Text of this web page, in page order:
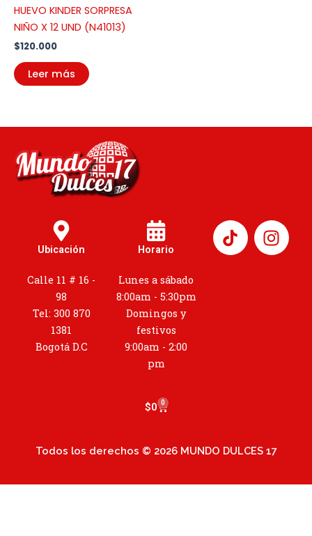
HUEVO KINDER SORPRESA
NIÑO X 12 UND (N41013)
$120.000
Leer más
Ubicación
Calle 11 # 16 -
98
Tel: 300 870
1381
Bogotá D.C
Horario
Lunes a sábado
8:00am - 5:30pm
Domingos y
festivos
9:00am - 2:00
pm
I
n
s
$0 0
Cart
Todos los derechos © 2026 MUNDO DULCES 17